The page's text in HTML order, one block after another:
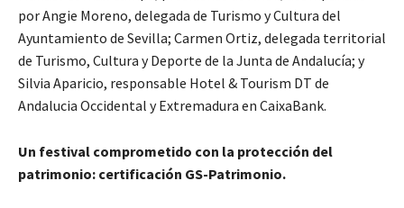
por Angie Moreno, delegada de Turismo y Cultura del
Ayuntamiento de Sevilla; Carmen Ortiz, delegada territorial
de Turismo, Cultura y Deporte de la Junta de Andalucía; y
Silvia Aparicio, responsable Hotel & Tourism DT de
Andalucia Occidental y Extremadura en CaixaBank.
Un festival comprometido con la protección del
patrimonio: certificación GS-Patrimonio.